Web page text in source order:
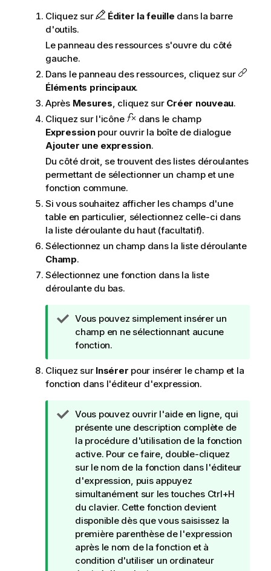
Cliquez sur
Éditer la feuille dans la barre
d'outils.
Le panneau des ressources s'ouvre du côté
gauche.
Dans le panneau des ressources, cliquez sur
Éléments principaux.
Après Mesures, cliquez sur Créer nouveau.
Cliquez sur l'icône
dans le champ
Expressionpour ouvrir la boîte de dialogue
Ajouter une expression.
Du côté droit, se trouvent des listes déroulantes
permettant de sélectionner un champ et une
fonction commune.
Si vous souhaitez afficher les champs d'une
table en particulier, sélectionnez celle-ci dans
la liste déroulante du haut (facultatif).
Sélectionnez un champ dans la liste déroulante
Champ.
Sélectionnez une fonction dans la liste
déroulante du bas.
N
o
t
C
o
s
e
i
l
Vous pouvez simplement insérer un
champ en ne sélectionnant aucune
fonction.
Cliquez sur Insérer pour insérer le champ et la
fonction dans l'éditeur d'expression.
N
o
t
e
C
o
n
s
e
i
l
Vous pouvez ouvrir l'aide en ligne, qui
présente une description complète de
la procédure d'utilisation de la fonction
active. Pour ce faire, double-cliquez
sur le nom de la fonction dans l'éditeur
d'expression, puis appuyez
simultanément sur les touches Ctrl+H
du clavier. Cette fonction devient
disponible dès que vous saisissez la
première parenthèse de l'expression
après le nom de la fonction et à
condition d'utiliser un ordinateur